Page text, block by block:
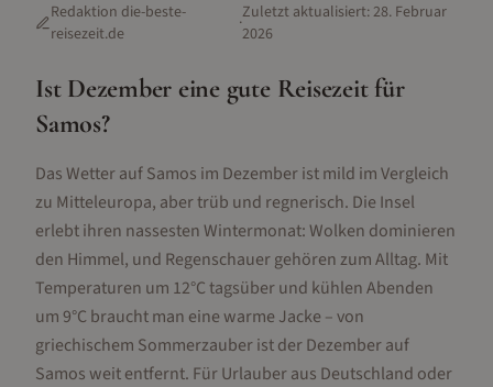
Redaktion die-beste-
reisezeit.de
·Zuletzt aktualisiert:28. Februar
2026
Ist Dezember eine gute Reisezeit für
Samos?
Das Wetter auf Samos im Dezember ist mild im Vergleich
zu Mitteleuropa, aber trüb und regnerisch. Die Insel
erlebt ihren nassesten Wintermonat: Wolken dominieren
den Himmel, und Regenschauer gehören zum Alltag. Mit
Temperaturen um 12°C tagsüber und kühlen Abenden
um 9°C braucht man eine warme Jacke – von
griechischem Sommerzauber ist der Dezember auf
Samos weit entfernt. Für Urlauber aus Deutschland oder